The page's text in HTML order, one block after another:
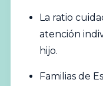
La ratio
atención
hijo.
Familias de